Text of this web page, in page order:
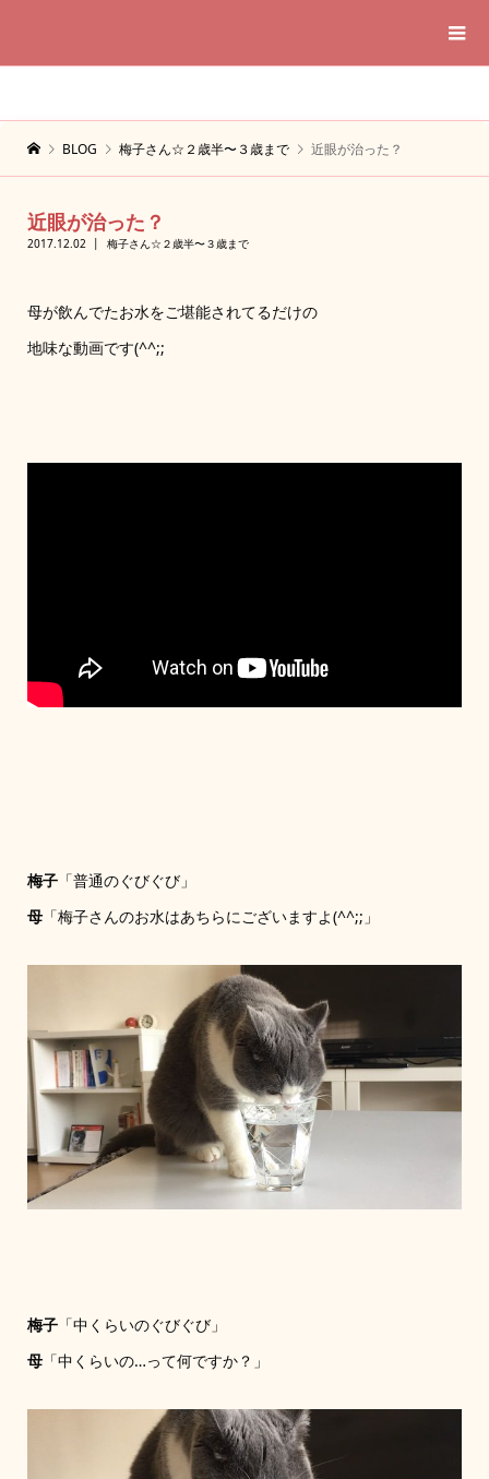
BLOG 梅子さん☆２歳半〜３歳まで 近眼が治った？
近眼が治った？
2017.12.02 梅子さん☆２歳半〜３歳まで
母が飲んでたお水をご堪能されてるだけの
地味な動画です(^^;;
梅子「普通のぐびぐび」
母「梅子さんのお水はあちらにございますよ(^^;;」
梅子「中くらいのぐびぐび」
母「中くらいの…って何ですか？」